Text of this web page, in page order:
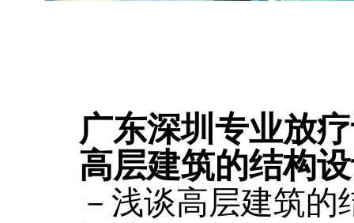
广东深圳专业放
高层建筑的结构
－浅谈高层建筑